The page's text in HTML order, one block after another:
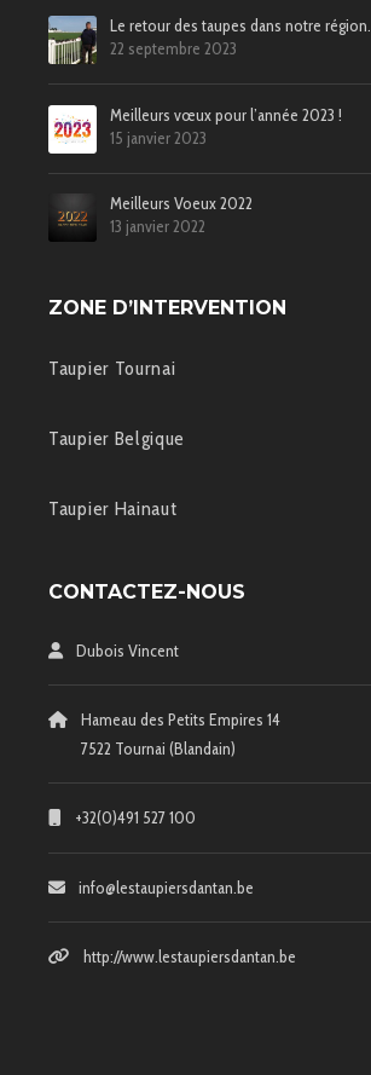
Le retour des taupes dans notre région.
22 septembre 2023
Meilleurs vœux pour l’année 2023 !
15 janvier 2023
Meilleurs Voeux 2022
13 janvier 2022
ZONE D’INTERVENTION
Taupier Tournai
Taupier Belgique
Taupier Hainaut
CONTACTEZ-NOUS
Dubois Vincent
Hameau des Petits Empires 14
7522 Tournai (Blandain)
+32(0)491 527 100
info@lestaupiersdantan.be
http://www.lestaupiersdantan.be